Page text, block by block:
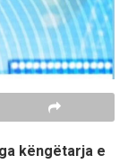
këngëtarja e